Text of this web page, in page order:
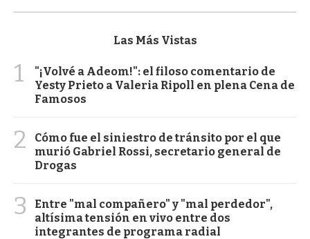
Las Más Vistas
1
"¡Volvé a Adeom!": el filoso comentario de
Yesty Prieto a Valeria Ripoll en plena Cena de
Famosos
2
Cómo fue el siniestro de tránsito por el que
murió Gabriel Rossi, secretario general de
Drogas
3
Entre "mal compañero" y "mal perdedor",
altísima tensión en vivo entre dos
integrantes de programa radial